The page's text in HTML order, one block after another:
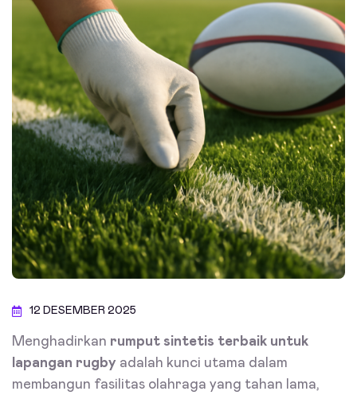
12 DESEMBER 2025
Menghadirkan rumput sintetis terbaik untuk
lapangan rugby adalah kunci utama dalam
membangun fasilitas olahraga yang tahan lama,